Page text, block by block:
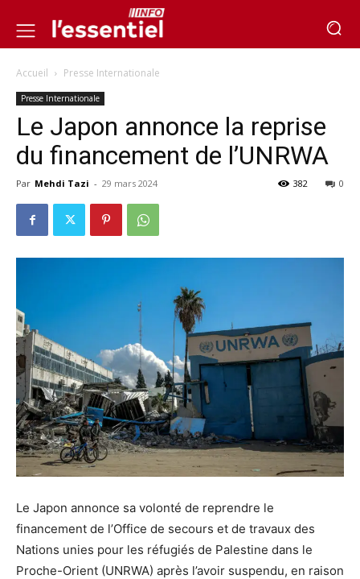
Accueil Presse Internationale
Presse Internationale
Le Japon annonce la reprise
du financement de l’UNRWA
Par Mehdi Tazi - 29 mars 2024 0
382
Le Japon annonce sa volonté de reprendre le
financement de l’Office de secours et de travaux des
Nations unies pour les réfugiés de Palestine dans le
Proche-Orient (UNRWA) après l’avoir suspendu, en raison